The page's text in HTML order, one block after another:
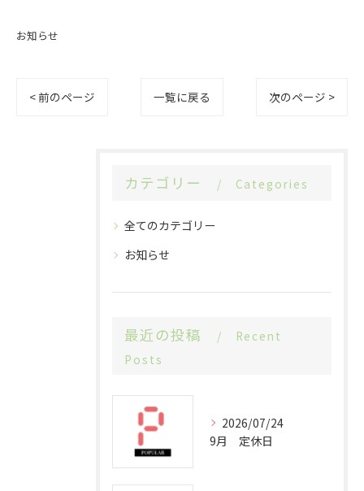
お知らせ
< 前のページ 一覧に戻る 次のページ >
カテゴリー Categories
全てのカテゴリー
お知らせ
最近の投稿
Recent
Posts
2026/07/24
9月 定休日